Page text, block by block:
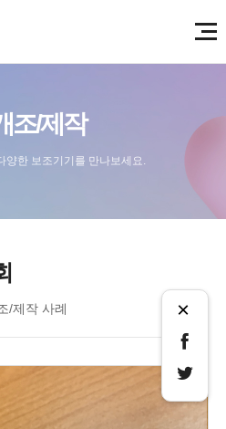
조/제작
양한 보조기기를 만나보세요.
/제작 사례 ×